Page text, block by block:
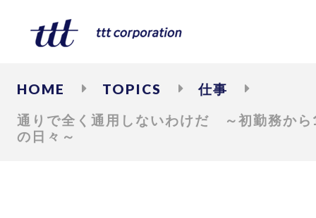
HOME TOPICS
仕事
通りで全く通用しないわけだ ～初勤務から
の日々～